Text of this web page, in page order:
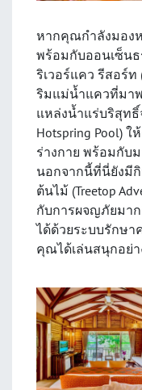
หากคุณกำลังมอง
พร้อมกับออนเซ็นธ
ริเวอร์แคว รีสอร์ท
ริมแม่น้ำแควที่มา
แหล่งน้ำแร่บริสุทธิ์
Hotspring Pool)
ร่างกาย พร้อมกับ
นอกจากนี้ที่นี่ยังมี
ต้นไม้ (Treetop
กับการผจญภัยมา
ได้ด้วยระบบรักษ
คุณได้เล่นสนุกอย่า